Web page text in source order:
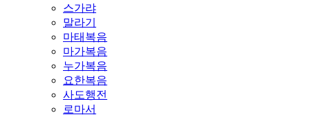
스가랴
말라기
마태복음
마가복음
누가복음
요한복음
사도행전
로마서